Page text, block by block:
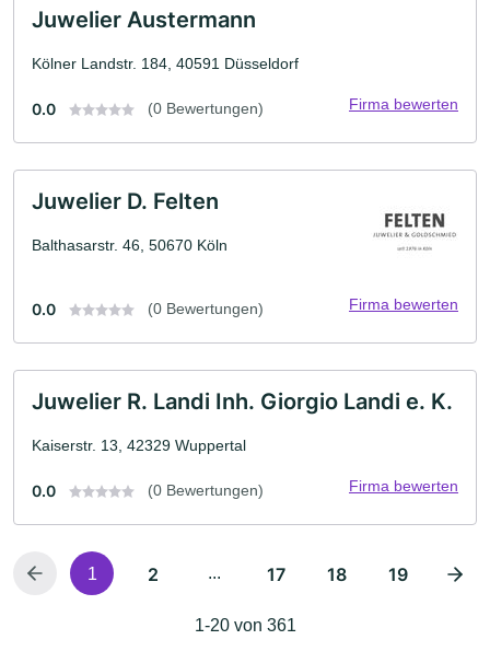
Juwelier Austermann
Kölner Landstr. 184, 40591 Düsseldorf
0.0 (0 Bewertungen) Firma bewerten
Juwelier D. Felten
Balthasarstr. 46, 50670 Köln
0.0 (0 Bewertungen) Firma bewerten
Juwelier R. Landi Inh. Giorgio Landi e. K.
Kaiserstr. 13, 42329 Wuppertal
0.0 (0 Bewertungen) Firma bewerten
1 2 ... 17 18 19
1-20 von 361